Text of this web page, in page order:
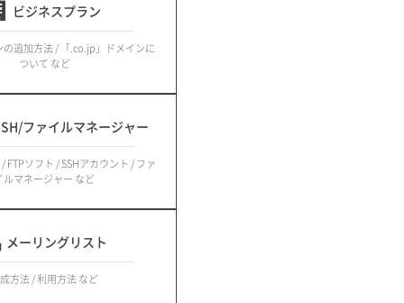
ビジネスプラン
追加方法 / 「.co.jp」ドメインに
ついて など
ファイルマネージャー
FTPソフト / SSHアカウント / ファ
ルマネージャー など
メーリングリスト
方法 / 利用方法 など